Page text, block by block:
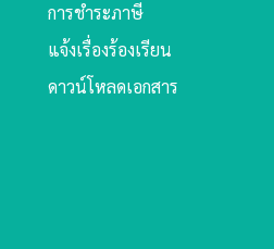
การชำระภาษี
แจ้งเรื่องร้องเรียน
ดาวน์โหลดเอกสาร